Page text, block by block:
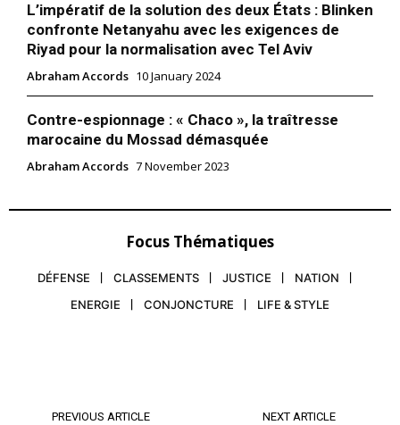
L’impératif de la solution des deux États : Blinken
confronte Netanyahu avec les exigences de
Riyad pour la normalisation avec Tel Aviv
Abraham Accords 10 January 2024
Contre-espionnage : « Chaco », la traîtresse
marocaine du Mossad démasquée
Abraham Accords 7 November 2023
Focus Thématiques
DÉFENSE CLASSEMENTS JUSTICE
NATION
ENERGIE
CONJONCTURE LIFE & STYLE
PREVIOUS ARTICLE NEXT ARTICLE